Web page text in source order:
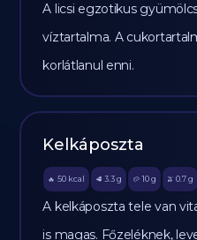
A licsi egzotikus
víztartalma. A
korlátlanul enni.
Kelkáposzta
🔥 50 kcal 🥩 3.3 g 🥔 10g 🫒 0.7 g
A kelkáposzta tele van
is magas. Főzeléknek,